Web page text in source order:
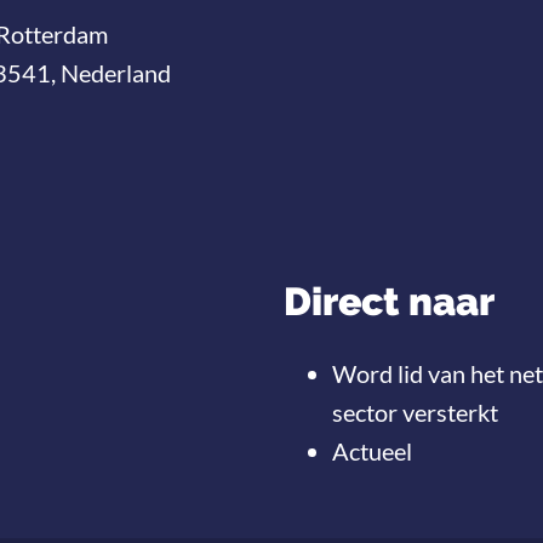
Nederland
Direct naar
Word lid van het
sector versterkt
Actueel